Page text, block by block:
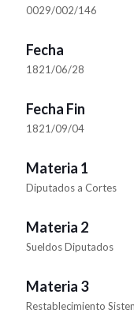
0029/002/146
Fecha
1821/06/28
Fecha Fin
1821/09/04
Materia 1
Diputados a Cortes
Materia 2
Sueldos Diputados
Materia 3
Restablecimiento